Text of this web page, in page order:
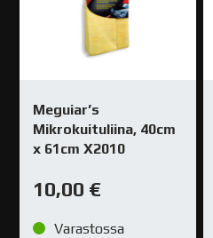
Meguiar’s
Mikrokuituliina, 40cm
x 61cm X2010
10,00 €
Varastossa